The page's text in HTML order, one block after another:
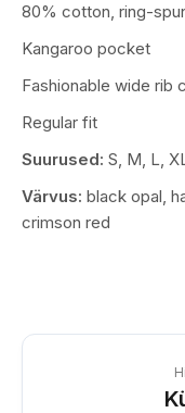
80% cotton, ring-
Kangaroo pocket
Fashionable wide rib
Regular fit
Suurused: S, M, L,
Värvus: black opal,
crimson red